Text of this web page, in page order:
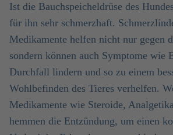
Ist die Bauchspeicheldrüse des
für ihn sehr schmerzhaft.
Medikamente helfen nicht nur gegen
sondern können auch Symptome wie
Durchfall lindern und so zu einem
Wohlbefinden des Tieres verhelfen.
Medikamente wie Steroide,
hemmen die Entzündung, um einen